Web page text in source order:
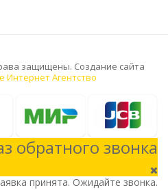
защищены. Создание сайта
Интернет Агентство
обратного звонка
принята. Ожидайте звонка.